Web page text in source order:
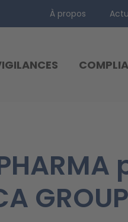
À propos
GROUP